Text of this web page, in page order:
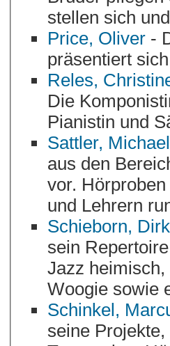
stellen sich
Price, Oliver-
präsentiert
Reles,
Die Komponistin
Pianistin und
Sattler, Michael
aus den Bereichen Jazz, Tango, Chanson und Weltmusik
vor. Hörproben und Links zu
und Lehrern
Schieborn, Dirk
sein Repertoire vor. Er ist nicht nur in der Klassik und im
Jazz heimisch, sondern bietet auch Blues und Boogie-
Woogie sowie
Schinkel,
seine Projekte, CDs, Vita, Referenzen und den